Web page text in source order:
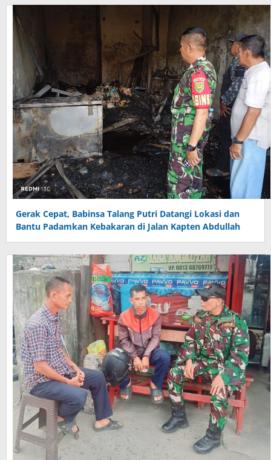
Gerak Cepat, Babinsa Talang Putri Datangi Lokasi dan
Bantu Padamkan Kebakaran di Jalan Kapten Abdullah